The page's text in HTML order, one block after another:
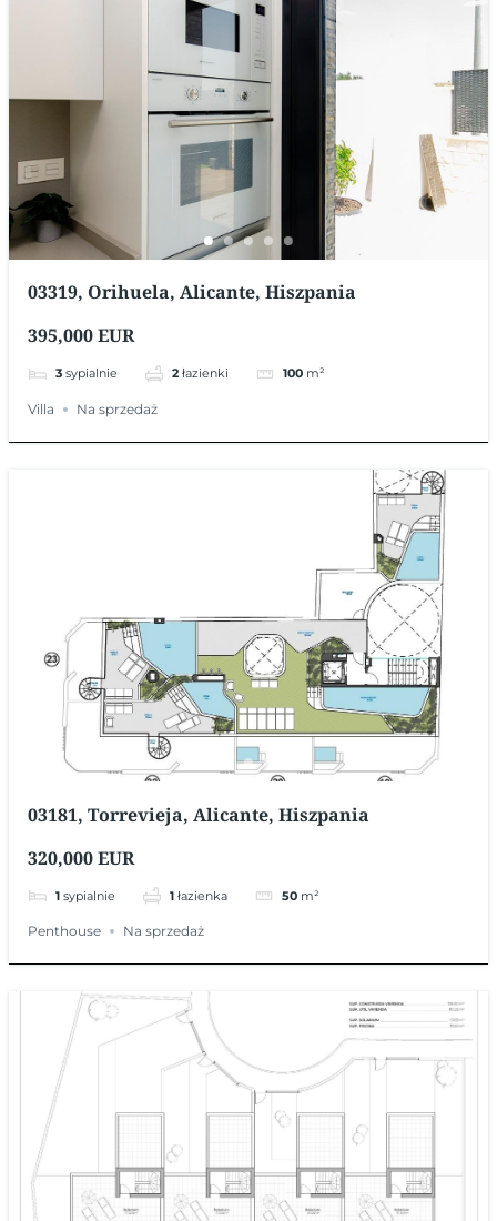
03319, Orihuela, Alicante, Hiszpania
395,000 EUR
3 sypialnie 2 łazienki 100 m²
Villa Na sprzedaż
03181, Torrevieja, Alicante, Hiszpania
320,000 EUR
1 sypialnie 1 łazienka 50 m²
Penthouse Na sprzedaż